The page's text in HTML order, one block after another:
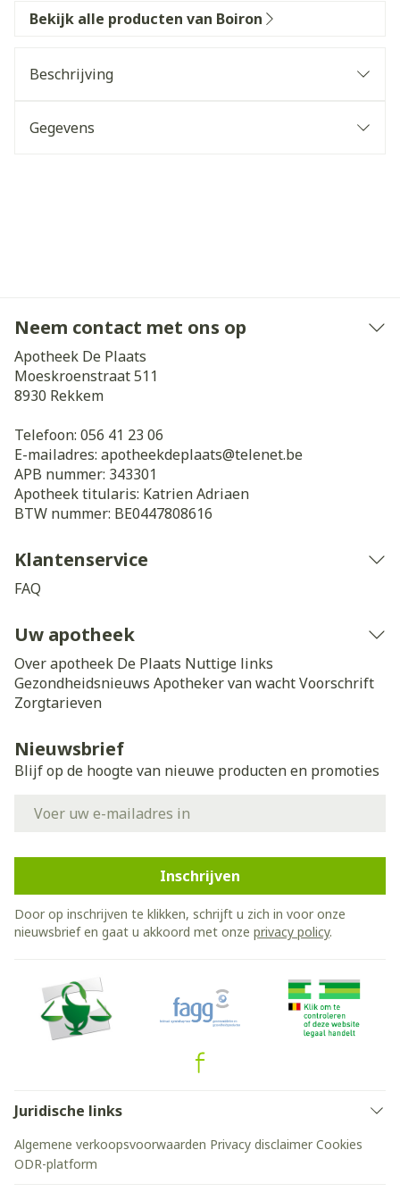
Bekijk alle producten van Boiron
Beschrijving
Gegevens
Neem contact met ons op
Apotheek De Plaats
Moeskroenstraat 511
8930 Rekkem
Telefoon: 056 41 23 06
E-mailadres: apotheekdeplaats@telenet.be
APB nummer: 343301
Apotheek titularis: Katrien Adriaen
BTW nummer: BE0447808616
Klantenservice
FAQ
Uw apotheek
Over apotheek De Plaats Nuttige links
Gezondheidsnieuws Apotheker van wachtVoorschrift
Zorgtarieven
Nieuwsbrief
Blijf op de hoogte van nieuwe producten en promoties
Inschrijven
Door op inschrijven te klikken, schrijft u zich in voor onze
nieuwsbrief en gaat u akkoord met onze privacy policy.
Juridische links
Algemene verkoopsvoorwaarden Privacy disclaimer Cookies
ODR-platform